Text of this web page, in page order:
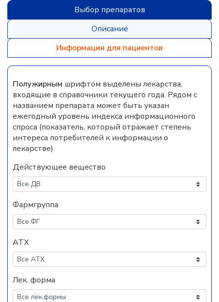
Выбор препаратов
Описание
Информация для пациентов
Полужирным шрифтом выделены лекарства,
входящие в справочники текущего года. Рядом с
названием препарата может быть указан
ежегодный уровень индекса информационного
спроса (показатель, который отражает степень
интереса потребителей к информации о
лекарстве).
Действующее вещество
Фармгруппа
АТХ
Лек. форма